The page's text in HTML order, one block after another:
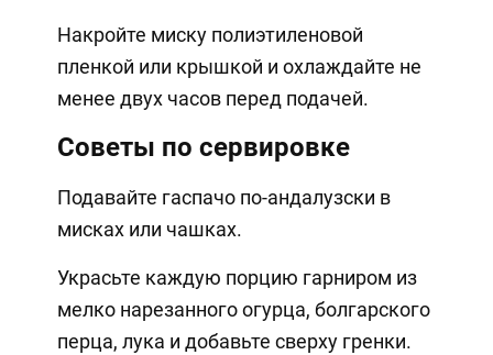
Накройте миску полиэтиленовой
пленкой или крышкой и охлаждайте не
менее двух часов перед подачей.
Советы по сервировке
Подавайте гаспачо по-андалузски в
мисках или чашках.
Украсьте каждую порцию гарниром из
мелко нарезанного огурца, болгарского
перца, лука и добавьте сверху гренки.